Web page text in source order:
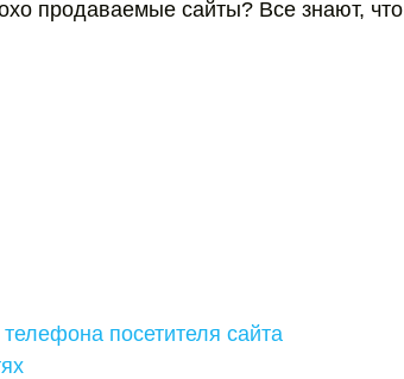
продаваемые сайты? Все знают, что
посетителя сайта